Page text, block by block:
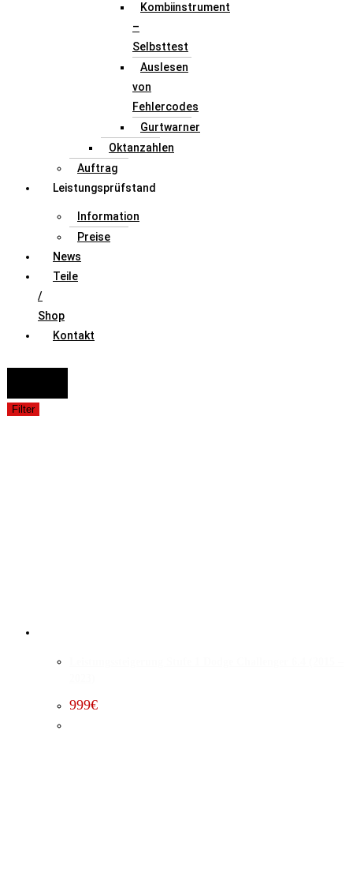
Kombiinstrument
–
Selbsttest
Auslesen
von
Fehlercodes
Gurtwarner
Oktanzahlen
Auftrag
Leistungsprüfstand
Information
Preise
News
Teile
/
Shop
Kontakt
Filter
999€